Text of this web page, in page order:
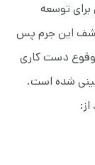
توسعه
کشف این جرم پس
وقوع دست‌ کاری
شده است.